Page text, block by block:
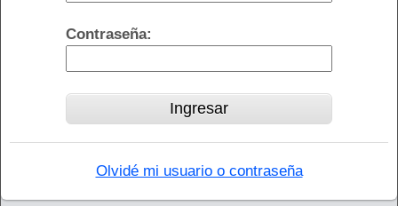
Contraseña:
Olvidé mi usuario o contraseña